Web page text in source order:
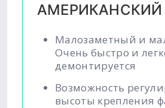
АМЕРИКАНСКИЙ
Малозаметный и
Очень быстро и
демонтируется
Возможность
высоты крепления